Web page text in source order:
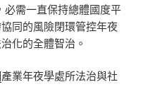
必需一直保持總體國度平
同的風險閉環管控年夜
化的全體智治。
產業年夜學處所法治與社